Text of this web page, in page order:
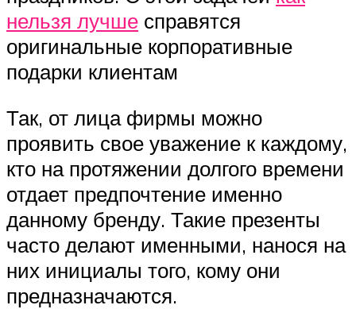
нельзя лучше справятся
оригинальные корпоративные
подарки клиентам
Так, от лица фирмы можно
проявить свое уважение к каждому,
кто на протяжении долгого времени
отдает предпочтение именно
данному бренду. Такие презенты
часто делают именными, нанося на
них инициалы того, кому они
предназначаются.